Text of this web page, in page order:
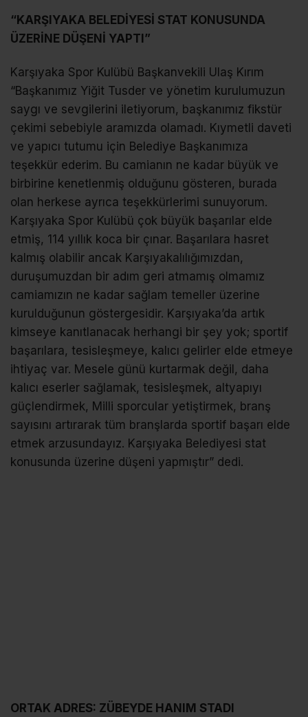
“KARŞIYAKA BELEDİYESİ STAT KONUSUNDA
ÜZERİNE DÜŞENİ YAPTI”
Karşıyaka Spor Kulübü Başkanvekili Ulaş Kırım
“Başkanımız Yiğit Tusder ve yönetim kurulumuzun
saygı ve sevgilerini iletiyorum, başkanımız fikstür
çekimi sebebiyle aramızda olamadı. Kıymetli daveti
ve yapıcı tutumu için Belediye Başkanımıza
teşekkür ederim. Bu camianın ne kadar büyük ve
birbirine kenetlenmiş olduğunu gösteren, burada
olan herkese ayrıca teşekkürlerimi sunuyorum.
Karşıyaka Spor Kulübü çok büyük başarılar elde
etmiş, 114 yıllık koca bir çınar. Başarılara hasret
kalmış olabilir ancak Karşıyakalılığımızdan,
duruşumuzdan bir adım geri atmamış olmamız
camiamızın ne kadar sağlam temeller üzerine
kurulduğunun göstergesidir. Karşıyaka’da artık
kimseye kanıtlanacak herhangi bir şey yok; sportif
başarılara, tesisleşmeye, kalıcı gelirler elde etmeye
ihtiyaç var. Mesele günü kurtarmak değil, daha
kalıcı eserler sağlamak, tesisleşmek, altyapıyı
güçlendirmek, Milli sporcular yetiştirmek, branş
sayısını artırarak tüm branşlarda sportif başarı elde
etmek arzusundayız. Karşıyaka Belediyesi stat
konusunda üzerine düşeni yapmıştır” dedi.
ORTAK ADRES: ZÜBEYDE HANIM STADI